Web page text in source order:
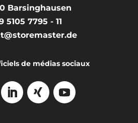
Barsinghausen
5105 7795 - 11
de médias sociaux